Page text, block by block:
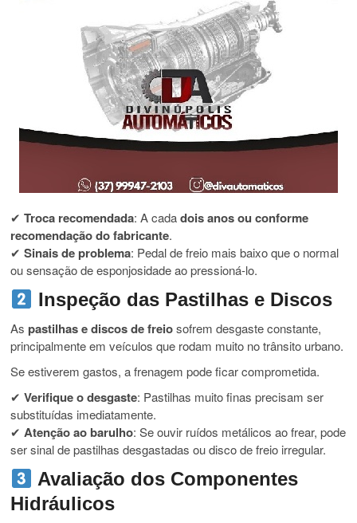
✔Troca recomendada: A cadadois anos ou conforme
recomendação do fabricante.
✔Sinais de problema: Pedal de freio mais baixo que o normal
ou sensação de esponjosidade ao pressioná-lo.
Inspeção das Pastilhas e Discos
Aspastilhas e discos de freiosofrem desgaste constante,
principalmente em veículos que rodam muito no trânsito urbano.
Se estiverem gastos, a frenagem pode ficar comprometida.
✔Verifique o desgaste: Pastilhas muito finas precisam ser
substituídas imediatamente.
✔Atenção ao barulho: Se ouvir ruídos metálicos ao frear, pode
ser sinal de pastilhas desgastadas ou disco de freio irregular.
Avaliação dos Componentes
Hidráulicos